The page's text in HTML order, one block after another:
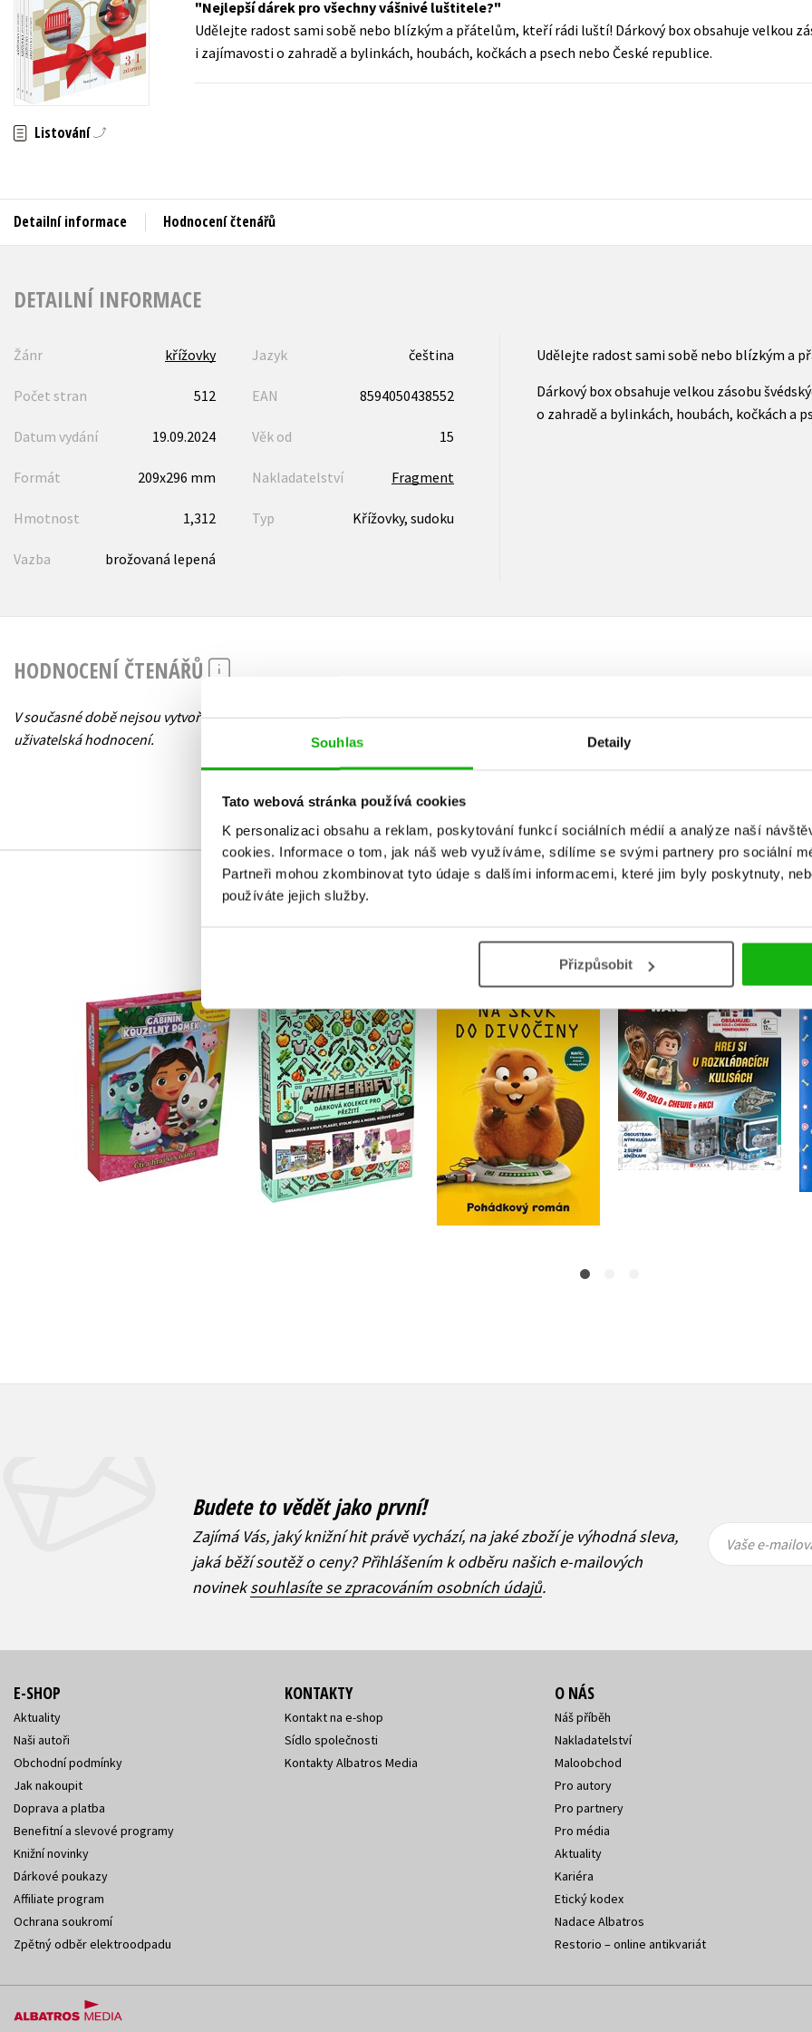
Souhlas Detaily
Tato webová stránka používá cookies
K personalizaci obsahu a reklam, poskytování funkcí sociálních médií a analýze naší
cookies. Informace o tom, jak náš web využíváme, sdílíme se svými partnery pro sociální
Partneři mohou zkombinovat tyto údaje s dalšími informacemi, které jim byly poskytnuty,
používáte jejich služby.
Přizpůsobit
Auto - moto
Beletrie pro děti
Beletrie pro dospělé
Jazyky
Populárně - naučná pro dospělé
Populárně - naučné pro děti
Young adult (SK)
Zahraniční literatura
Listování
Nejlepší dárek pro všechny vášnivé luštitele?
Udělejte radost sami sobě nebo blízkým a přátelům, kteří rádi luští! Dárkový box obsahuje velkou
i zajímavosti o zahradě a bylinkách, houbách, kočkách a psech nebo České republice.
Detailní informace Hodnocení čtenářů
DETAILNÍ INFORMACE
Žánr křížovky Jazyk čeština
Počet stran 512 EAN 8594050438552
Datum vydání 19.09.2024 Věk od 15
Formát 209x296 mm Nakladatelství Fragment
Hmotnost 1,312 Typ Křížovky, sudoku
Vazba brožovaná lepená
Udělejte radost sami sobě nebo blízkým a
Dárkový box obsahuje velkou zásobu
o zahradě a bylinkách, houbách, kočkách a
HODNOCENÍ ČTENÁŘŮ
V současné době nejsou vytvořena žádná
uživatelská hodnocení.
Uživatelskou recenzi mohou vkládat pouze registrovaní
Gábinin kouzelný
domek - Čti a hraj si s
námi
Kolektiv
Minecraft - Dárková
kolekce pro přežití
Kolektiv
Do košíku
479 Kč
Na skok do divočiny -
Pohádkový román
Kolektiv
Do košíku
269 Kč
215 Kč
LEGO® Star Wars™
Han Solo a Chewie v
akci
Kolektiv
Budete to vědět jako první!
Zajímá Vás, jaký knižní hit právě vychází, na jaké zboží je výhodná sleva,
jaká běží soutěž o ceny? Přihlášením k odběru našich e-mailových
novineksouhlasíte se zpracováním osobních údajů.
mailová
mailová
Vaše e-
E-SHOP
Aktuality
Naši autoři
Obchodní podmínky
Jak nakoupit
Doprava a platba
Benefitní a slevové programy
Knižní novinky
Dárkové poukazy
Affiliate program
Ochrana soukromí
Zpětný odběr elektroodpadu
KONTAKTY
Kontakt na e-shop
Sídlo společnosti
Kontakty Albatros Media
O NÁS
Náš příběh
Nakladatelství
Maloobchod
Pro autory
Pro partnery
Pro média
Aktuality
Kariéra
Etický kodex
Nadace Albatros
Restorio – online antikvariát